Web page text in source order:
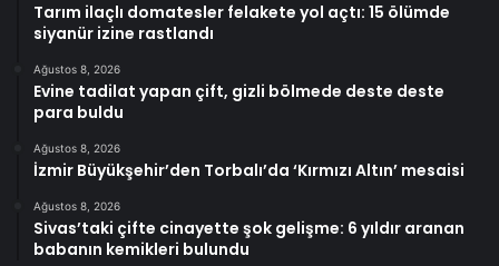
Tarım ilaçlı domatesler felakete yol açtı: 15 ölümde
siyanür izine rastlandı
Ağustos 8, 2026
Evine tadilat yapan çift, gizli bölmede deste deste
para buldu
Ağustos 8, 2026
İzmir Büyükşehir’den Torbalı’da ‘Kırmızı Altın’ mesaisi
Ağustos 8, 2026
Sivas’taki çifte cinayette şok gelişme: 6 yıldır aranan
babanın kemikleri bulundu